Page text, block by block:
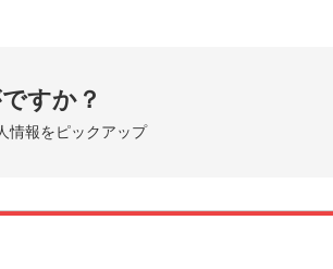
すか？
情報をピックアップ